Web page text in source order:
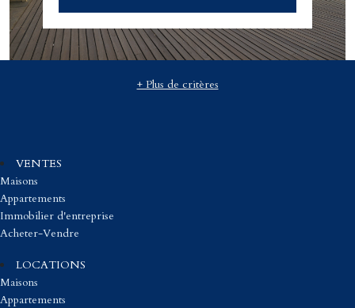
+ Plus de critères
VENTES
Maisons
Appartements
Immobilier d'entreprise
Acheter-Vendre
LOCATIONS
Maisons
Appartements